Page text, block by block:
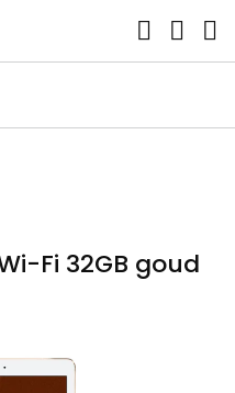
Fi 32GB goud